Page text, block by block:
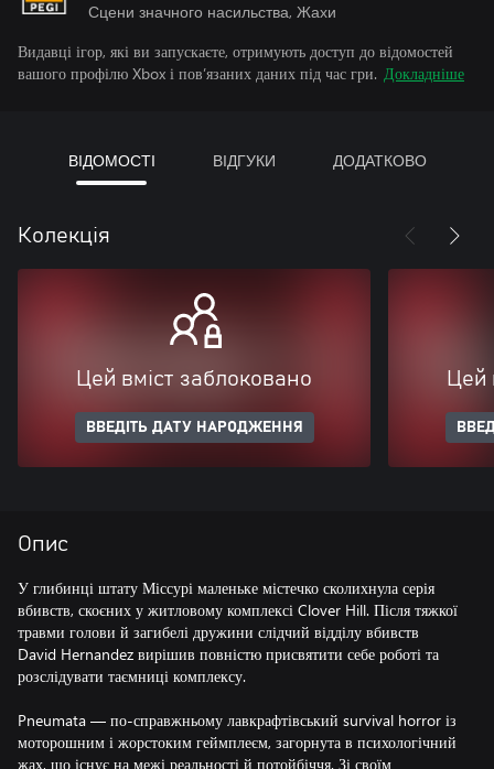
Сцени значного насильства, Жахи
Видавці ігор, які ви запускаєте, отримують доступ до відомостей
вашого профілю Xbox і пов’язаних даних під час гри. Докладніше
ВІДОМОСТІ ВІДГУКИ ДОДАТКОВО
Колекція
Цей вміст заблоковано
ВВЕДІТЬ ДАТУ НАРОДЖЕННЯ
Цей
Опис
У глибинці штату Міссурі маленьке містечко сколихнула серія
вбивств, скоєних у житловому комплексі Clover Hill. Після тяжкої
травми голови й загибелі дружини слідчий відділу вбивств
David Hernandez вирішив повністю присвятити себе роботі та
розслідувати таємниці комплексу.
Pneumata — по-справжньому лавкрафтівський survival horror із
моторошним і жорстоким геймплеєм, загорнута в психологічний
жах, що існує на межі реальності й потойбіччя. Зі своїм